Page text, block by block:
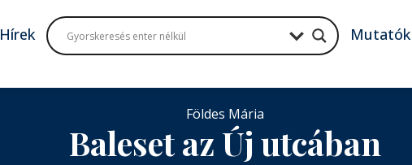
Hírek Mutatók
Földes Mária
Baleset az Új utcában